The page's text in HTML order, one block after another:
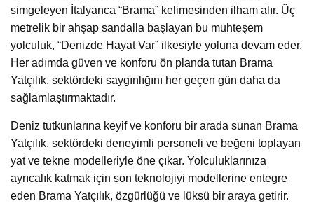
simgeleyen İtalyanca “Brama” kelimesinden ilham alır. Üç
metrelik bir ahşap sandalla başlayan bu muhteşem
yolculuk, “Denizde Hayat Var” ilkesiyle yoluna devam eder.
Her adımda güven ve konforu ön planda tutan Brama
Yatçılık, sektördeki saygınlığını her geçen gün daha da
sağlamlaştırmaktadır.
Deniz tutkunlarına keyif ve konforu bir arada sunan Brama
Yatçılık, sektördeki deneyimli personeli ve beğeni toplayan
yat ve tekne modelleriyle öne çıkar. Yolculuklarınıza
ayrıcalık katmak için son teknolojiyi modellerine entegre
eden Brama Yatçılık, özgürlüğü ve lüksü bir araya getirir.